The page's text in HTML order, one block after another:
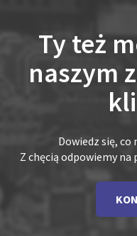
Ty też
naszym
Dowiedz się, co
Z chęcią odpowiemy